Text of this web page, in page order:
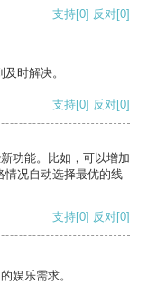
支持[0] 反对[0]
时解决。
支持[0] 反对[0]
功能。比如，可以增加
情况自动选择最优的线
支持[0] 反对[0]
娱乐需求。